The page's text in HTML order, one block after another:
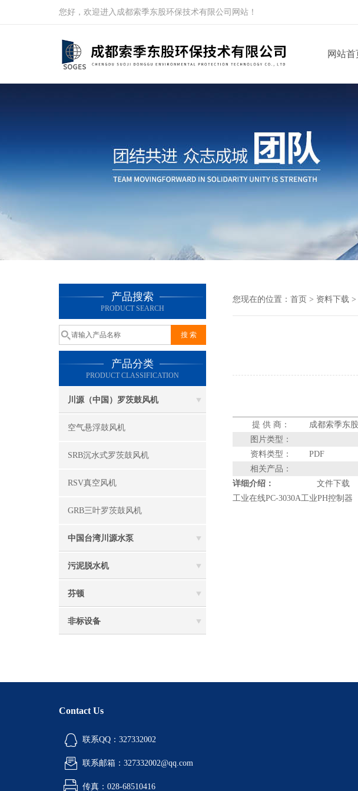
您好，欢迎进入成都索季东股环保技术有限公司网站！
网站首
产品搜索
PRODUCT SEARCH
产品分类
PRODUCT CLASSIFICATION
川源（中国）罗茨鼓风机
空气悬浮鼓风机
SRB沉水式罗茨鼓风机
RSV真空风机
GRB三叶罗茨鼓风机
中国台湾川源水泵
污泥脱水机
芬顿
非标设备
您现在的位置： 首页 > 资料下载 >
提 供 商：
成都索季东
图片类型：
资料类型：
PDF
相关产品：
详细介绍：
文件下载
工业在线PC-3030A工业PH控制
Contact Us
联系QQ：327332002
联系邮箱：327332002@qq.com
传真：028-68510416